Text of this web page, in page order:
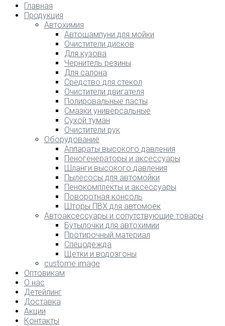
Главная
Продукция
Автохимия
Автошампуни для мойки
Очистители дисков
Для кузова
Чернитель резины
Для салона
Средство для стекол
Очистители двигателя
Полировальные пасты
Смазки универсальные
Сухой туман
Очистители рук
Оборудование
Аппараты высокого давления
Пеногенераторы и аксессуары
Шланги высокого давления
Пылесосы для автомойки
Пенокомплекты и аксессуары
Поворотная консоль
Шторы ПВХ для автомоек
Автоаксессуары и сопутствующие товары
Бутылочки для автохимии
Протирочный материал
Спецодежда
Щетки и водозгоны
custome image
Оптовикам
О нас
Детейлинг
Доставка
Акции
Контакты